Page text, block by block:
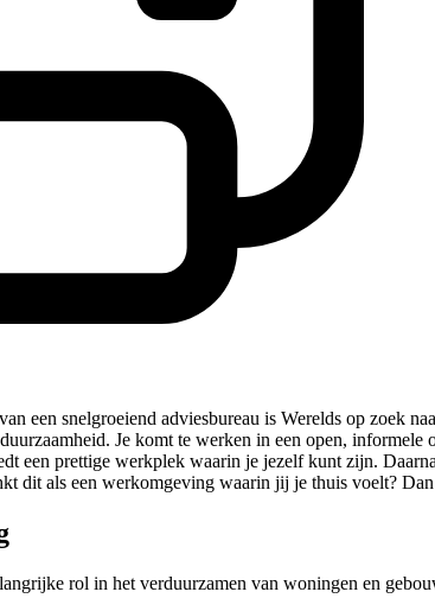
een snelgroeiend adviesbureau is Werelds op zoek
Je komt te werken in een open,
een prettige werkplek waarin je jezelf kunt zijn.
dit als een werkomgeving waarin jij je thuis voelt?
rol in het verduurzamen van woningen en